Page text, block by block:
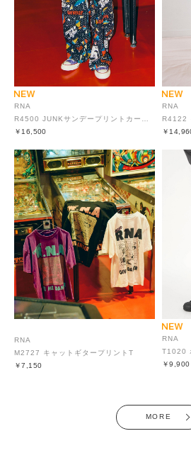
RNA
R4500 JUNKサンデープリントカーブシームパンツ
￥16,500
RNA
R4122
￥
RNA
M2727 キャットギタープリントT
￥7,150
RNA
T1020
￥9,900
MORE